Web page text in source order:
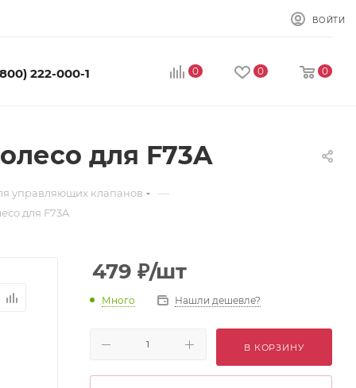
ВОЙТИ
222-000-1 0 0 0
для F73A
управляющих клапанов —
для F73A
479 ₽/шт
Много Нашли дешевле?
В КОРЗИНУ